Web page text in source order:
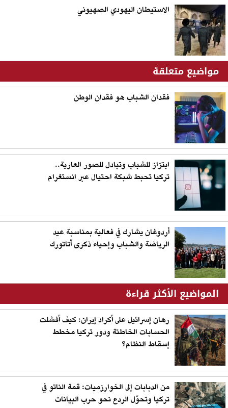
الاستيطان اليهودي الصهيوني
مواضيع متعلقة
فقدان الشباب هو فقدان الوطن
ابتزاز للشباب وتبادل للصور العارية..
تركيا تحبط شبكة احتيال عبر انستغرام
أردوغان يشارك في فعالية بمناسبة عيد
الرياضة والشباب وإحياء ذكرى أتاتورك
المواضيع الأكثر قراءة
رهان إسرائيل على أكراد إيران: كيف أفشلت
الحسابات الخاطئة ودور تركيا مخطط
إسقاط النظام؟
من الدبابات إلى الخوارزميات: قمة الناتو في
تركيا وتحوّل الردع نحو حرب البيانات